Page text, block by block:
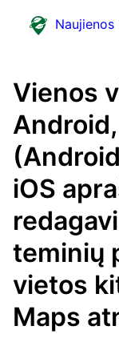
Naujienos
Vienos
iOS
teminių
vietos
Maps